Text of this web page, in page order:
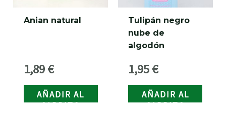
Anian natural
1,89€
AÑADIR AL
CARRITO
Tulipán negro
nube de
algodón
1,95€
AÑADIR AL
CARRITO